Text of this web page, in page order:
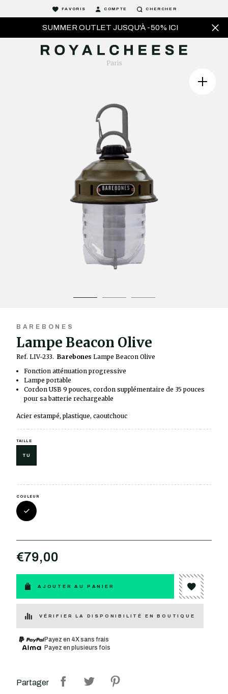
SUMMER OUTLET JUSQU'À -50% ICI
FAVORIS COMPTE CHERCHER
BAREBONES
Lampe Beacon Olive
Ref. LIV-233. Barebones Lampe Beacon Olive
Fonction atténuation progressive
Lampe portable
Cordon USB 9 pouces, cordon supplémentaire de 35 pouces
pour sa batterie rechargeable
Acier estampé, plastique, caoutchouc
TAILLE
TU
COULEUR
€79,00
AJOUTER AU PANIER
VÉRIFIER LA DISPONIBILITÉ EN BOUTIQUE
Payez en 4X sans frais
Payez en plusieurs fois
Partager